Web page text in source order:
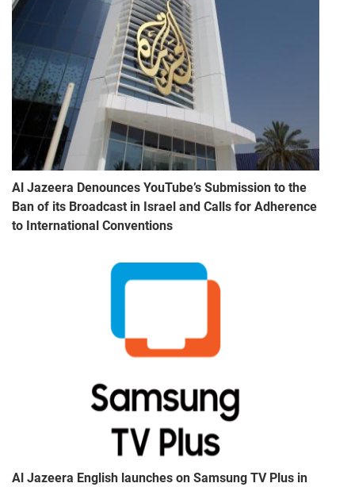
Al Jazeera Denounces YouTube’s Submission to the
Ban of its Broadcast in Israel and Calls for Adherence
to International Conventions
Al Jazeera English launches on Samsung TV Plus in